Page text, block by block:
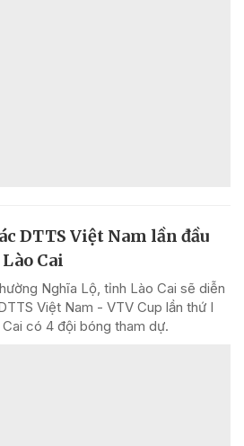
DTTS Việt Nam lần đầu
Cai
Nghĩa Lộ, tỉnh Lào Cai sẽ diễn
Việt Nam - VTV Cup lần thứ I
có 4 đội bóng tham dự.